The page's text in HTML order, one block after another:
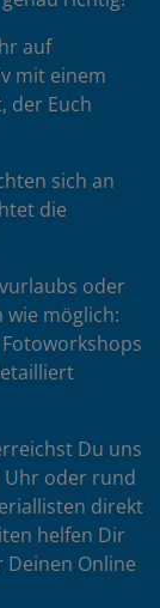
auf
mit einem
der Euch
sich an
die
oder
wie möglich:
Du uns
Uhr oder rund
direkt
helfen Dir
Deinen Online